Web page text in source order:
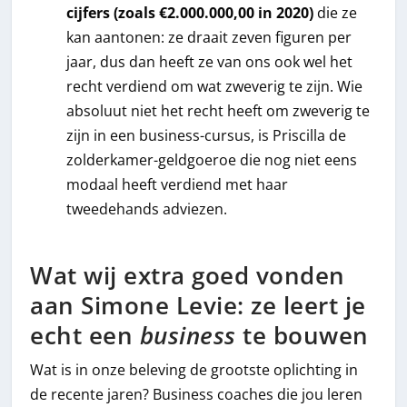
cijfers (zoals €2.000.000,00 in 2020) die ze
kan aantonen: ze draait zeven figuren per
jaar, dus dan heeft ze van ons ook wel het
recht verdiend om wat zweverig te zijn. Wie
absoluut niet het recht heeft om zweverig te
zijn in een business-cursus, is Priscilla de
zolderkamer-geldgoeroe die nog niet eens
modaal heeft verdiend met haar
tweedehands adviezen.
Wat wij extra goed vonden
aan Simone Levie: ze leert je
echt een businesste bouwen
Wat is in onze beleving de grootste oplichting in
de recente jaren? Business coaches die jou leren